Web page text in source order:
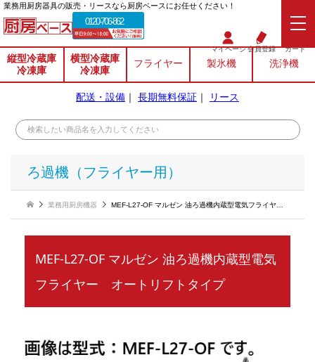
業務⽤厨房器具の販売・リースなら厨房ベースにお任せください！
0120-706-862
マイページ会員登録 カート
縦型冷蔵庫
冷凍庫
横型冷蔵庫
冷凍庫
フライヤー 製氷機 洗浄機
配送・設備 ｜ 長期無料保証 ｜ リース
ろ過機（フライヤー用）
業務用厨房機器 MEF-L27-OF マルゼン 油ろ過機内蔵型電気フライヤー オートリフトタイプ
MEF-L27-OF マルゼン 油ろ過機内蔵型電気
フライヤー オートリフトタイプ